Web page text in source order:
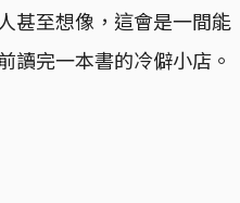
甚至想像，這會是一間能
讀完一本書的冷僻小店。